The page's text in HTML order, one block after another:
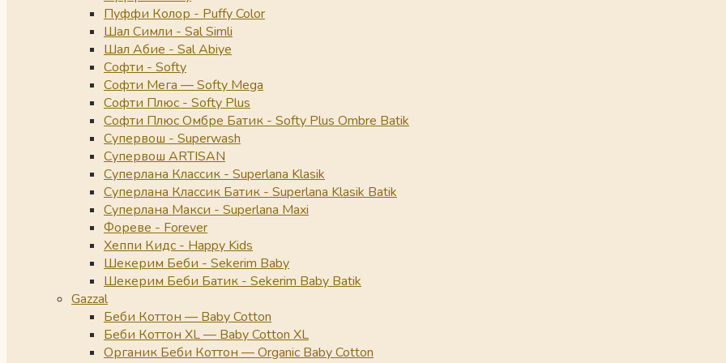
Пуффи Колор - Puffy Color
Шал Симли - Sal Simli
Шал Абие - Sal Abiye
Софти - Softy
Софти Мега — Softy Mega
Софти Плюс - Softy Plus
Софти Плюс Омбре Батик - Softy Plus Ombre Batik
Супервош - Superwash
Супервош ARTISAN
Суперлана Классик - Superlana Klasik
Суперлана Классик Батик - Superlana Klasik Batik
Суперлана Макси - Superlana Maxi
Фореве - Forever
Хеппи Кидс - Happy Kids
Шекерим Беби - Sekerim Baby
Шекерим Беби Батик - Sekerim Baby Batik
Gazzal
Беби Коттон — Baby Cotton
Беби Коттон XL — Baby Cotton XL
Органик Беби Коттон — Organic Baby Cotton